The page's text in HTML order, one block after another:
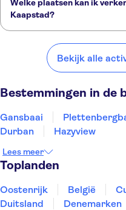
Welke plaatsen kan ik
Kaapstad?
buurt van Kaapstad:
Plettenbergbaai
Bekijk alle
Bestemmingen in de
Gansbaai
Durban
Hazyview
Lees meer
Toplanden
Oostenrijk België
Duitsland
Denemarken